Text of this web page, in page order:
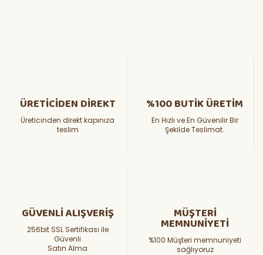
ÜRETİCİDEN DİREKT
Üreticinden direkt kapınıza
teslim
%100 BUTİK ÜRETİM
En Hızlı ve En Güvenilir Bir
Şekilde Teslimat.
GÜVENLİ ALIŞVERİŞ
256bit SSL Sertifikası ile
Güvenli
Satın Alma
MÜŞTERİ
MEMNUNİYETİ
%100 Müşteri memnuniyeti
sağlıyoruz